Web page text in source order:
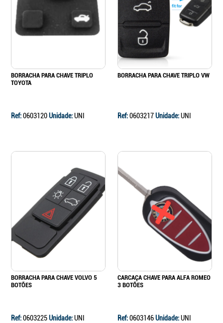
BORRACHA PARA CHAVE TRIPLO
TOYOTA
Ref:0603120Unidade:UNI
BORRACHA PARA CHAVE TRIPLO VW
Ref:0603217Unidade:UNI
BORRACHA PARA CHAVE VOLVO 5
BOTÕES
Ref:0603225Unidade:UNI
CARCAÇA CHAVE PARA ALFA ROMEO
3 BOTÕES
Ref:0603146Unidade:UNI
Continuar a comprar
Ir para o carrinho